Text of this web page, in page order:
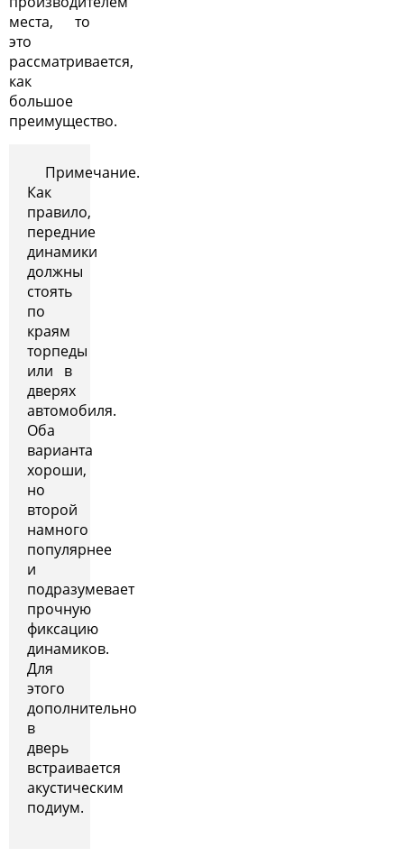
места, то
это
рассматривается,
как
большое
преимущество.
Примечание.
Как
правило,
передние
динамики
должны
стоять
по
краям
торпеды
или в
дверях
автомобиля.
Оба
варианта
хороши,
но
второй
намного
популярнее
и
подразумевает
прочную
фиксацию
динамиков.
Для
этого
дополнительно
в
дверь
встраивается
акустическим
подиум.